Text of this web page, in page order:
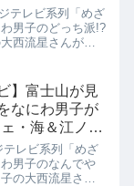
テレビ系列「めざ
男子のどっち派!?
西流星さんがニ
教えてくれたので
>>な...
】富士山が見
なにわ男子が
・海＆江ノ
んでやねん｜
テレビ系列「めざ
男子のなんでや
の大西流星さん